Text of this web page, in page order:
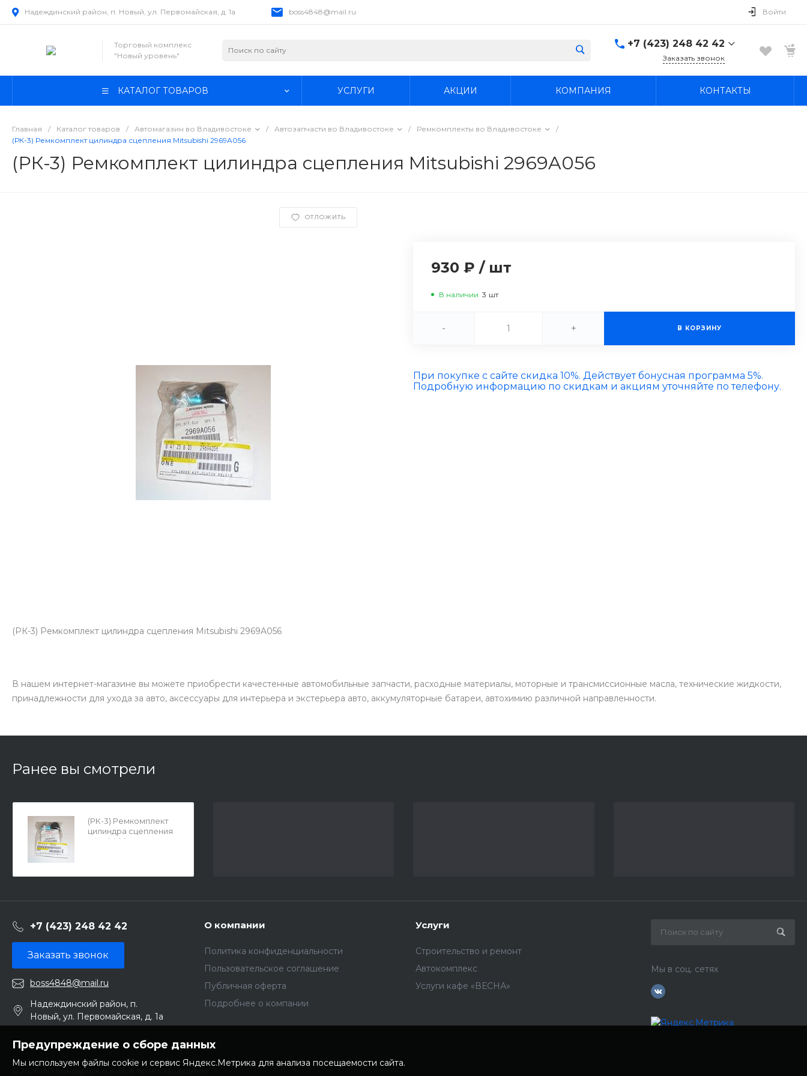
Надеждинский район, п. Новый, ул. Первомайская, д. 1а boss4848@mail.ru Войти
Торговый комплекс
"Новый уровень"
+7 (423) 248 42 42
Надеждинский район, п.
Заказать звонок
КАТАЛОГ ТОВАРОВ УСЛУГИ АКЦИИ КОМПАНИЯ КОНТАКТЫ
Главная / Каталог товаров / Автомагазин во Владивостоке / Автозапчасти во Владивостоке / Ремкомплекты во Владивостоке
/
(РК-3) Ремкомплект цилиндра сцепления Mitsubishi 2969A056
(РК-3) Ремкомплект цилиндра сцепления Mitsubishi 2969A056
ОТЛОЖИТЬ
(РК-3) Ремкомплект цилиндра сцепления Mitsubishi 2969A056
930 ₽ / шт
В наличии 3 шт
- + В КОРЗИНУ
При покупке с сайте скидка 10%. Действует бонусная программа 5%.
Подробную информацию по скидкам и акциям уточняйте по телефону.
В нашем интернет-магазине вы можете приобрести качестенные автомобильные запчасти, расходные материалы, моторные и трансмиссионные масла, технические жидкости,
принадлежности для ухода за авто, аксессуары для интерьера и экстерьера авто, аккумуляторные батареи, автохимию различной направленности.
Ранее вы смотрели
(РК-3) Ремкомплект
цилиндра сцепления
Mitsubishi 2969A056
+7 (423) 248 42 42
Заказать звонок
boss4848@mail.ru
Надеждинский район, п.
Новый, ул. Первомайская, д. 1а
О компании
Политика конфиденциальности
Пользовательское соглашение
Публичная оферта
Подробнее о компании
Услуги
Строительство и ремонт
Автокомплекс
Услуги кафе «ВЕСНА»
Мы в соц. сетях
© 2026 ИП Бондарчук А.А. Все права защищены.
Предупреждение о сборе данных
Мы используем файлы cookie и сервис Яндекс.Метрика для анализа посещаемости сайта.